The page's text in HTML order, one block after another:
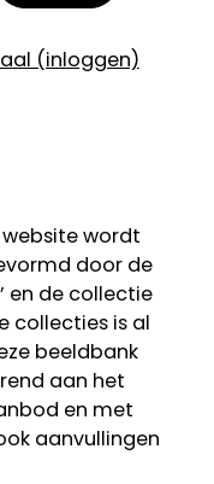
(inloggen)
wordt
door de
en de collectie
collecties is al
beeldbank
aan het
en met
aanvullingen